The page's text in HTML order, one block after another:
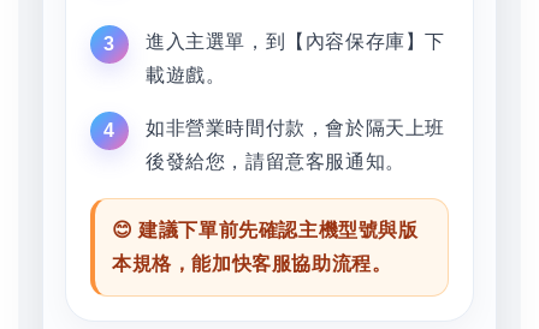
進入主選單，到【內容保存庫】下
載遊戲。
如非營業時間付款，會於隔天上班
後發給您，請留意客服通知。
😊 建議下單前先確認主機型號與版
本規格，能加快客服協助流程。